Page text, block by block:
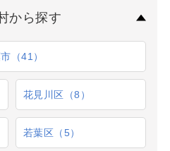
から探す
（41）
花見川区（8）
若葉区（5）